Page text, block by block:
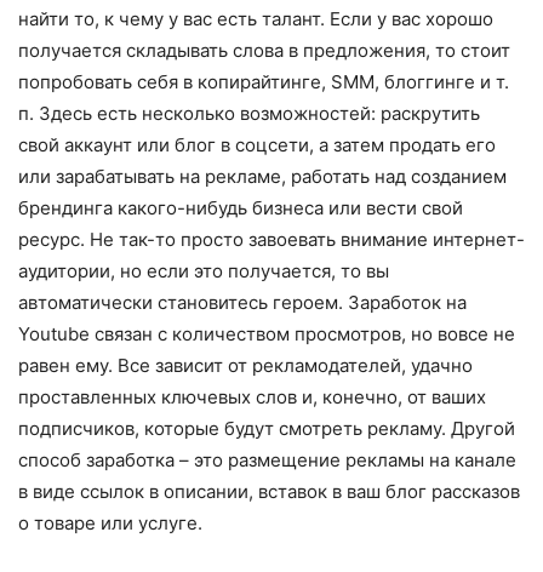
найти то, к чему у вас есть талант. Если у вас хорошо
получается складывать слова в предложения, то стоит
попробовать себя в копирайтинге, SMM, блоггинге и т.
п. Здесь есть несколько возможностей: раскрутить
свой аккаунт или блог в соцсети, а затем продать его
или зарабатывать на рекла­ме, работать над созданием
брендинга какого-нибудь бизнеса или вести свой
ресурс. Не так-то просто завоевать вни­мание интернет-
аудитории, но если это получается, то вы
автоматически станови­тесь героем. Заработок на
Youtube связан с количеством просмотров, но вовсе не
равен ему. Все зависит от рекламодателей, удачно
проставленных ключевых слов и, конечно, от ваших
подписчиков, которые будут смотреть рекламу. Другой
способ заработка – это размещение рекламы на канале
в виде ссылок в описании, вставок в ваш блог рассказов
о товаре или услуге.